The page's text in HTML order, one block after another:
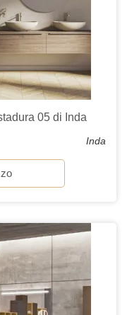
05 di Inda
Inda